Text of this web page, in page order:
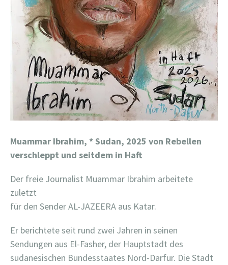
Muammar Ibrahim, * Sudan, 2025 von Rebellen
verschleppt und seitdem in Haft
Der freie Journalist Muammar Ibrahim arbeitete
zuletzt
für den Sender AL-JAZEERA aus Katar.
Er berichtete seit rund zwei Jahren in seinen
Sendungen aus El-Fasher, der Hauptstadt des
sudanesischen Bundesstaates Nord-Darfur. Die Stadt